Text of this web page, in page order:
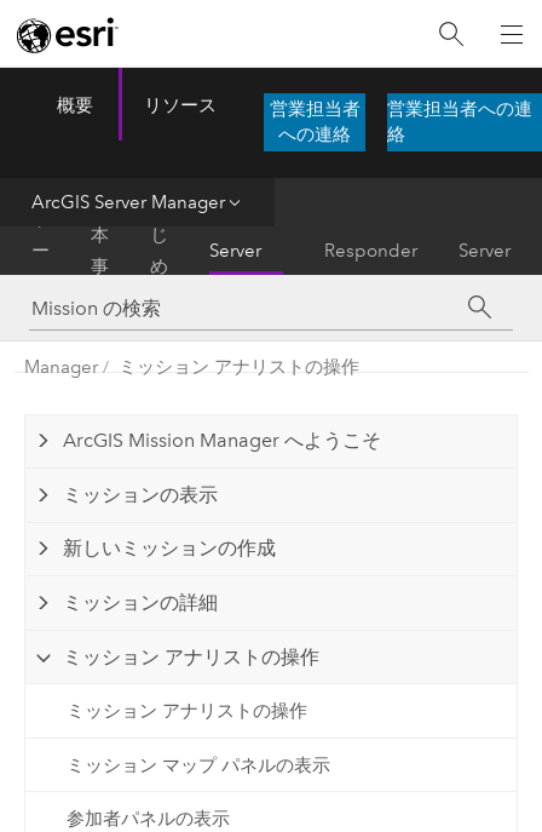
ArcGIS Mission
概要 リソース
営業担当者
への連絡
営業担当者への連
絡
ArcGIS Server Manager
ー
ム
基
本
事
は
じ
め
に
Server
Manager
Responder Server
Manager ミッション アナリストの操作
ArcGIS Mission Manager へようこそ
ミッションの表示
新しいミッションの作成
ミッションの詳細
ミッション アナリストの操作
ミッション アナリストの操作
ミッション マップ パネルの表示
参加者パネルの表示